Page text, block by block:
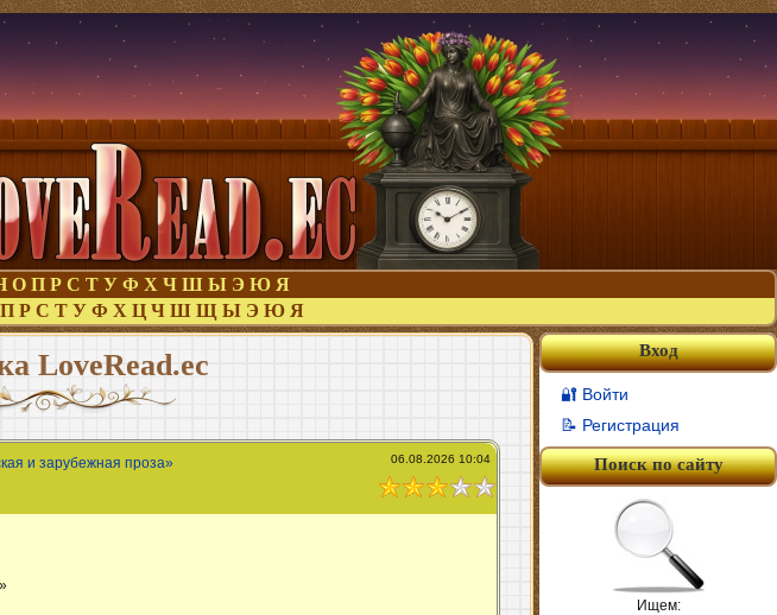
О П Р С Т У Ф Х Ч Ш Ы Э Ю Я
П Р С Т У Ф Х Ц Ч Ш Щ Ы Э Ю Я
LoveRead.ec
и зарубежная проза» 06.08.2026 10:04
Вход
🔐 Войти
📝 Регистрация
Поиск по сайту
Ищем: